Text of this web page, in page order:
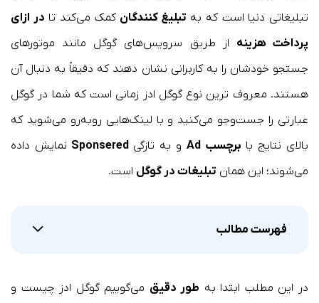
تبلیغاتی دنیا است که به تبلیغ کنندگان کمک می‌کند تا در ازای
پرداخت هزینه از طریق سرویس‌های گوگل مانند موتورهای
جستجو خودشان را به کاربرانی نشان دهند که دقیقاً به دنبال آن
هستند. معروف ترین نوع گوگل ادز زمانی است که شما در گوگل
عبارتی را جست‌وجو می‌کنید و با لینک‌هایی روبه‌رو می‌شوید که
بالای نتایج با برچسب Ad و به تازگیSponsered نمایش داده
می‌شوند؛ این همان تبلیغات در گوگل است.
فهرست مطالب
در این مطلب ابتدا به طور دقیق می‌گوییم گوگل ادز چیست و